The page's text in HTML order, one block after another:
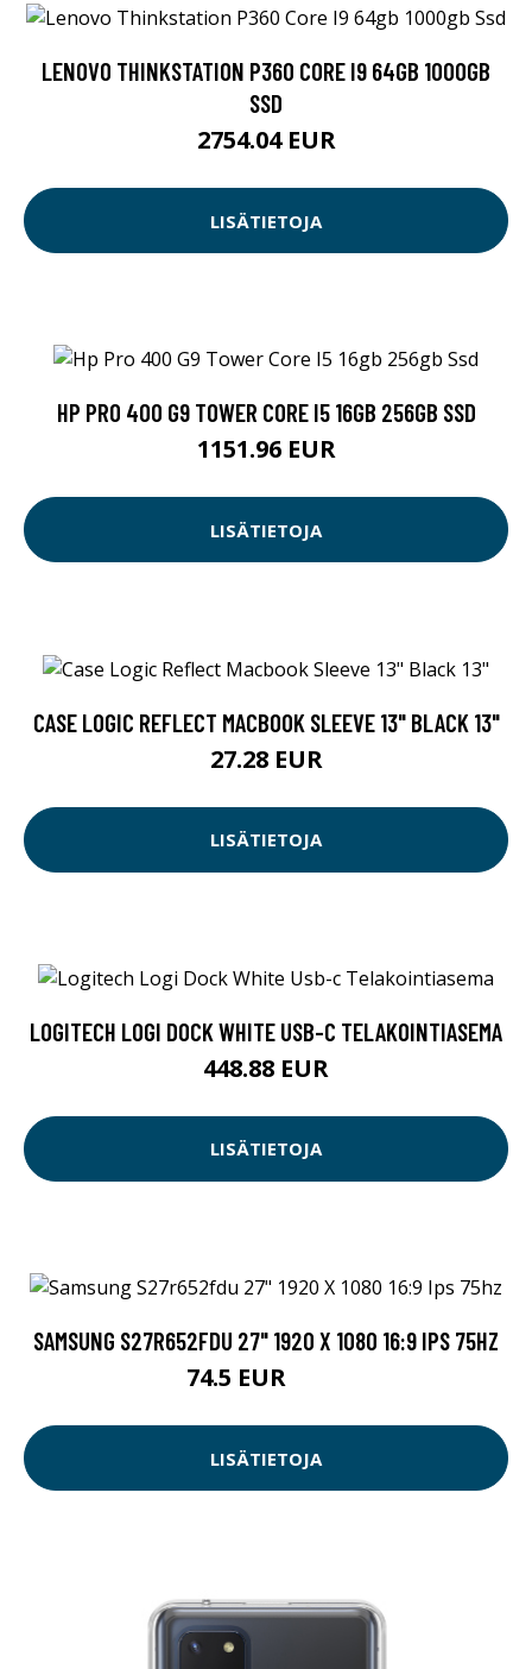
LENOVO THINKSTATION P360 CORE I9 64GB 1000GB
SSD
2754.04 EUR
LISÄTIETOJA
HP PRO 400 G9 TOWER CORE I5 16GB 256GB SSD
1151.96 EUR
LISÄTIETOJA
CASE LOGIC REFLECT MACBOOK SLEEVE 13" BLACK 13"
27.28 EUR
LISÄTIETOJA
LOGITECH LOGI DOCK WHITE USB-C TELAKOINTIASEMA
448.88 EUR
LISÄTIETOJA
SAMSUNG S27R652FDU 27" 1920 X 1080 16:9 IPS 75HZ
74.5 EUR
LISÄTIETOJA